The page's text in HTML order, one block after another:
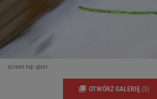
screen tvp sport
OTWÓRZ GALERIĘ (3)